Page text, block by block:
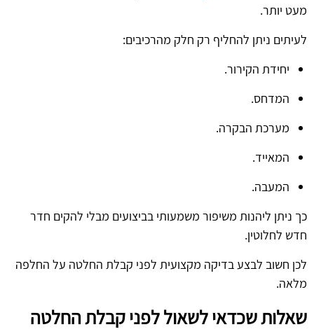
מעט יותר.
לעיתים ניתן להחליף רק חלק מהרכיבים:
יחידת הקירור.
המדחס.
מערכת הבקרה.
המאייד.
המעבה.
כך ניתן ליהנות משיפור משמעותי בביצועים מבלי להקים חדר
חדש לחלוטין.
לכן חשוב לבצע בדיקה מקצועית לפני קבלת החלטה על החלפה
מלאה.
שאלות שכדאי לשאול לפני קבלת החלטה